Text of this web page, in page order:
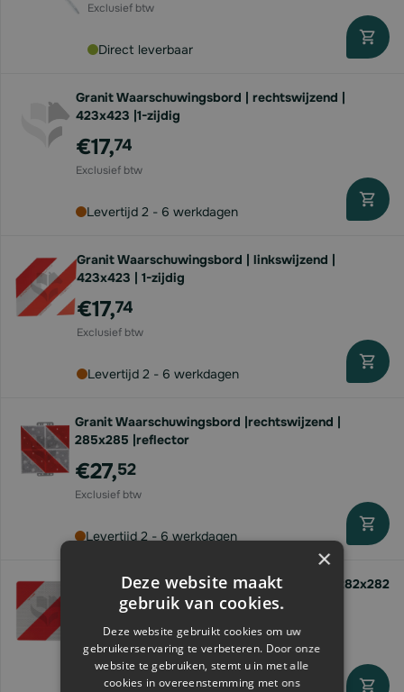
Direct leverbaar
Granit Waarschuwingsbord | rechtswijzend |
423x423 |1-zijdig
€17,74
Levertijd 2 - 6 werkdagen
Granit Waarschuwingsbord | linkswijzend |
423x423 | 1-zijdig
€17,74
Levertijd 2 - 6 werkdagen
Granit Waarschuwingsbord |rechtswijzend |
285x285 |reflector
€27,52
Levertijd 2 - 6 werkdagen
Granit Waarschuwingsbord | links/rechts | 282x282
| 2-zijdig
€32,38
×
Deze website maakt
gebruik van cookies.
Deze website gebruikt cookies om uw
gebruikerservaring te verbeteren. Door onze
website te gebruiken, stemt u in met alle
cookies in overeenstemming met ons